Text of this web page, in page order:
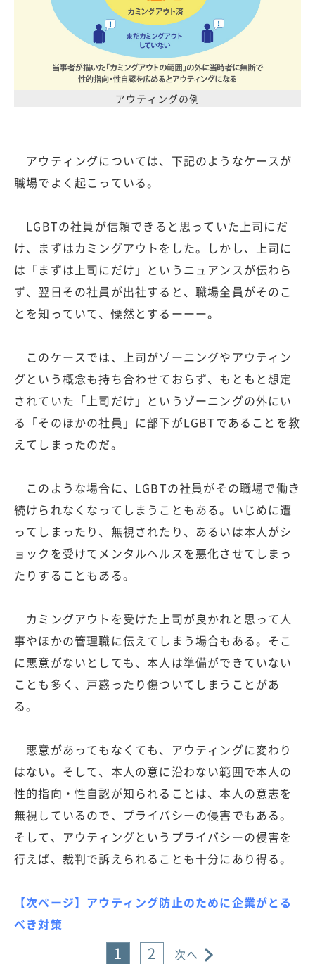
アウティングの例
アウティングについては、下記のようなケースが
職場でよく起こっている。
LGBTの社員が信頼できると思っていた上司にだ
け、まずはカミングアウトをした。しかし、上司に
は「まずは上司にだけ」というニュアンスが伝わら
ず、翌日その社員が出社すると、職場全員がそのこ
とを知っていて、慄然とするーーー。
このケースでは、上司がゾーニングやアウティン
グという概念も持ち合わせておらず、もともと想定
されていた「上司だけ」というゾーニングの外にい
る「そのほかの社員」に部下がLGBTであることを教
えてしまったのだ。
このような場合に、LGBTの社員がその職場で働き
続けられなくなってしまうこともある。いじめに遭
ってしまったり、無視されたり、あるいは本人がシ
ョックを受けてメンタルヘルスを悪化させてしまっ
たりすることもある。
カミングアウトを受けた上司が良かれと思って人
事やほかの管理職に伝えてしまう場合もある。そこ
に悪意がないとしても、本人は準備ができていない
ことも多く、戸惑ったり傷ついてしまうことがあ
る。
悪意があってもなくても、アウティングに変わり
はない。そして、本人の意に沿わない範囲で本人の
性的指向・性自認が知られることは、本人の意志を
無視しているので、プライバシーの侵害でもある。
そして、アウティングというプライバシーの侵害を
行えば、裁判で訴えられることも十分にあり得る。
【次ページ】アウティング防止のために企業がとる
べき対策
1 2 次へ